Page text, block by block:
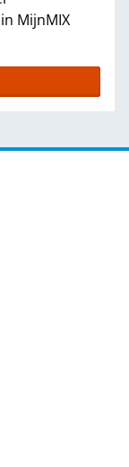
MijnMIX